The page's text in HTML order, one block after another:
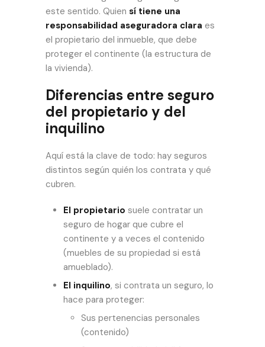
este sentido. Quiensí tiene una
responsabilidad aseguradora clara es
el propietario del inmueble, que debe
proteger el continente (la estructura de
la vivienda).
Diferencias entre seguro
del propietario y del
inquilino
Aquí está la clave de todo: hay seguros
distintos según quién los contrata y qué
cubren.
El propietario suele contratar un
seguro de hogar que cubre el
continente y a veces el contenido
(muebles de su propiedad si está
amueblado).
El inquilino, si contrata un seguro, lo
hace para proteger:
Sus pertenencias personales
(contenido)